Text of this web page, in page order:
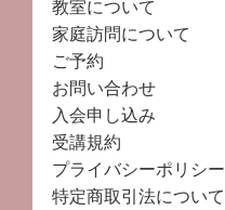
教室について
家庭訪問について
ご予約
お問い合わせ
入会申し込み
受講規約
プライバシーポリシー
特定商取引法について